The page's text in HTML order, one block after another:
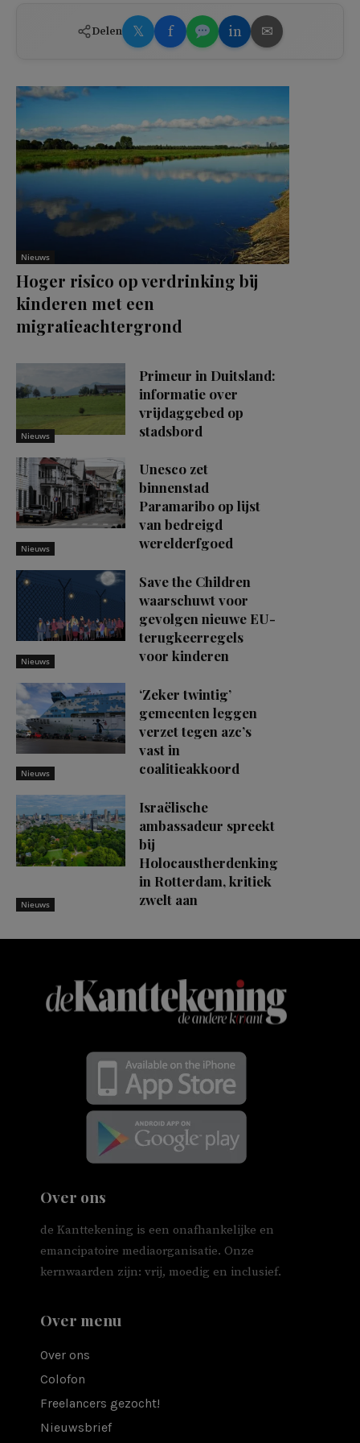
Delen 𝕏 f in ✉
Nieuws
Hoger risico op verdrinking bij
kinderen met een
migratieachtergrond
Nieuws
Primeur in Duitsland:
informatie over
vrijdaggebed op
stadsbord
Nieuws
Unesco zet
binnenstad
Paramaribo op lijst
van bedreigd
werelderfgoed
Nieuws
Save the Children
waarschuwt voor
gevolgen nieuwe EU-
terugkeerregels
voor kinderen
Nieuws
‘Zeker twintig’
gemeenten leggen
verzet tegen azc’s
vast in
coalitieakkoord
Nieuws
Israëlische
ambassadeur spreekt
bij
Holocaustherdenking
in Rotterdam, kritiek
zwelt aan
Over ons
de Kanttekening is een onafhankelijke en
emancipatoire mediaorganisatie. Onze
kernwaarden zijn: vrij, moedig en inclusief.
Over menu
Over ons
Colofon
Freelancers gezocht!
Nieuwsbrief